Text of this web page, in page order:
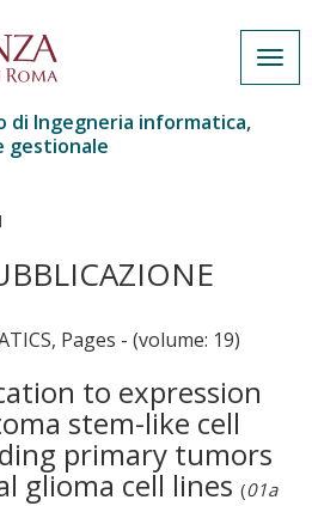
di Ingegneria informatica,
gestionale
Pages - (volume: 19)
to expression
stem-like cell
primary tumors
glioma cell lines (01a